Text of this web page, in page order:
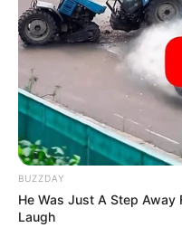
Lageplan als größere
Deutschlandweit
eintragen:
BUZZDAY
He Was Just A Step Away
Laugh